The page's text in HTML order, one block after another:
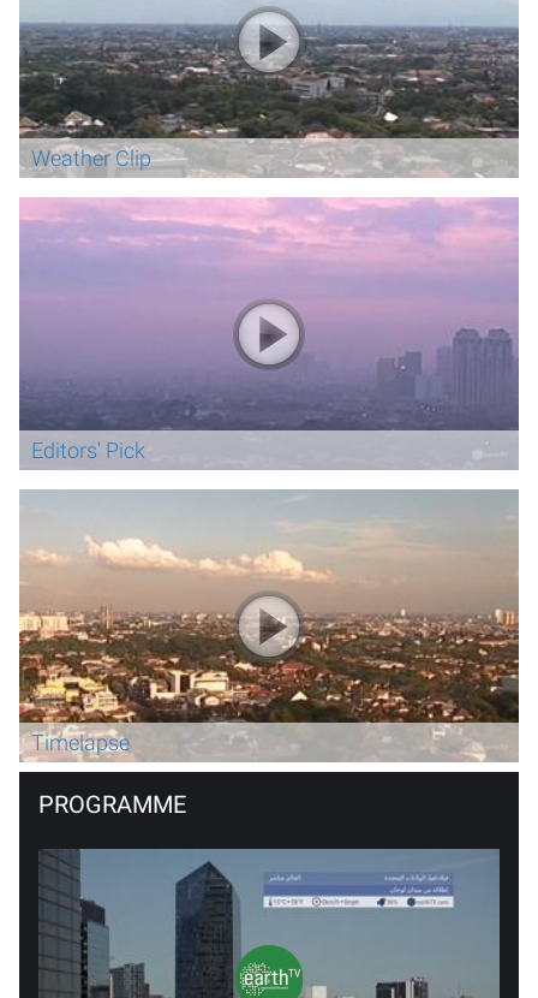
Weather Clip
Editors' Pick
Timelapse
PROGRAMME